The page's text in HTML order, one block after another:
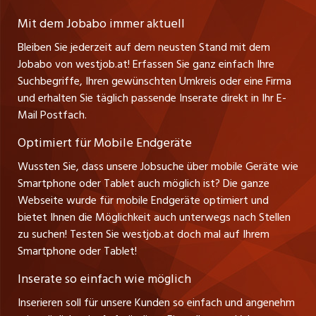
Führungspositionen
Management / Kader-Jobs
jobmittelland.ch
jobbern.ch
jobbasel.ch
zentraljob.ch
myjob.ch
schaffu.ch (VS)
ajourjob.ch
russmedia.com
vol.at
A-6858 Schwarzach
Stefan Spötl
Tel. +43 664 39 47 47 7
Leiter westjob.at
Andrea Graf
Tel. +43 664 20 30 02 1
Verkauf und Beratung
Mit dem Jobabo immer aktuell
Bleiben Sie jederzeit auf dem neusten Stand mit dem
Jobabo von westjob.at! Erfassen Sie ganz einfach Ihre
Suchbegriffe, Ihren gewünschten Umkreis oder eine Firma
und erhalten Sie täglich passende Inserate direkt in Ihr E-
Mail Postfach.
Optimiert für Mobile Endgeräte
Wussten Sie, dass unsere Jobsuche über mobile Geräte wie
Smartphone oder Tablet auch möglich ist? Die ganze
Webseite wurde für mobile Endgeräte optimiert und
bietet Ihnen die Möglichkeit auch unterwegs nach Stellen
zu suchen! Testen Sie westjob.at doch mal auf Ihrem
Smartphone oder Tablet!
Inserate so einfach wie möglich
Inserieren soll für unsere Kunden so einfach und angenehm